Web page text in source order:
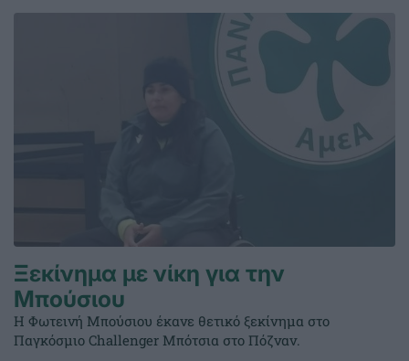
Ξεκίνημα με νίκη για την
Μπούσιου
Η Φωτεινή Μπούσιου έκανε θετικό ξεκίνημα στο
Παγκόσμιο Challenger Μπότσια στο Πόζναν.